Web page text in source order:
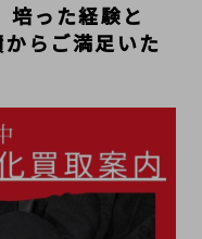
培った経験と
らご満足いた